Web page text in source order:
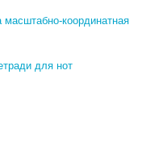
масштабно-координатная
для нот